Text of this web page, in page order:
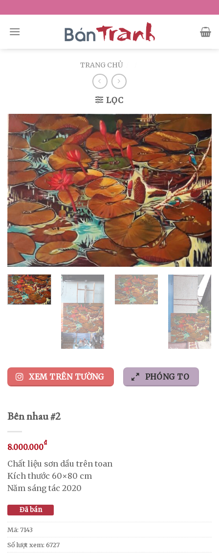
to
content
TRANG CHỦ
LỌC
XEM TRÊN TƯỜNG PHÓNG TO
Bên nhau #2
8.000.000₫
Chất liệu sơn dầu trên toan
Kích thước 60×80 cm
Năm sáng tác 2020
Đã bán
Mã: 7143
Số lượt xem: 6727